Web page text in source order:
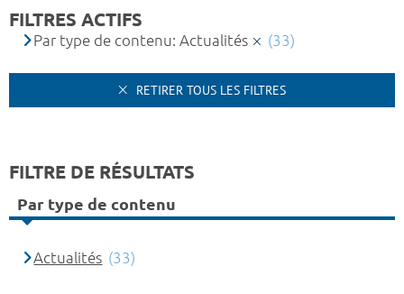
FILTRES ACTIFS
Par type de contenu: Actualités (33)
RETIRER TOUS LES FILTRES
FILTRE DE RÉSULTATS
Par type de contenu
Actualités (33)